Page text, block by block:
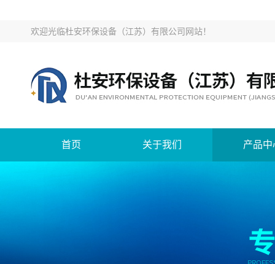
欢迎光临杜安环保设备（江苏）有限公司网站！
首页 关于我们 产品中